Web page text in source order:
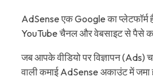
AdSense एक Google का
YouTube चैनल और वेबसाइट से पैसे
जब आपके वीडियो पर विज्ञापन (Ads)
वाली कमाई AdSense अकाउंट में जमा